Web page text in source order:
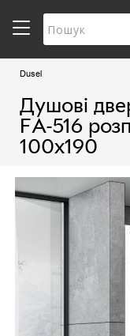
Dusel
Душові
FА-516
100х190